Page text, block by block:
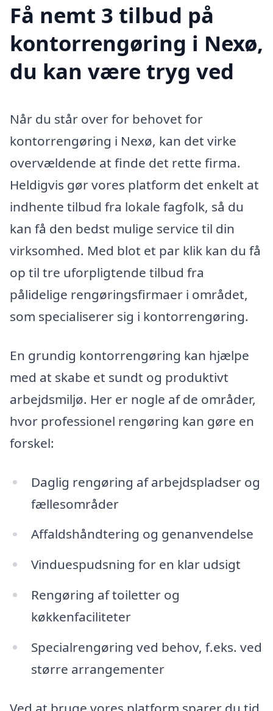
Få nemt 3 tilbud på
kontorrengøring i Nexø,
du kan være tryg ved
Når du står over for behovet for
kontorrengøring i Nexø, kan det virke
overvældende at finde det rette firma.
Heldigvis gør vores platform det enkelt at
indhente tilbud fra lokale fagfolk, så du
kan få den bedst mulige service til din
virksomhed. Med blot et par klik kan du få
op til tre uforpligtende tilbud fra
pålidelige rengøringsfirmaer i området,
som specialiserer sig i kontorrengøring.
En grundig kontorrengøring kan hjælpe
med at skabe et sundt og produktivt
arbejdsmiljø. Her er nogle af de områder,
hvor professionel rengøring kan gøre en
forskel:
Daglig rengøring af arbejdspladser og
fællesområder
Affaldshåndtering og genanvendelse
Vinduespudsning for en klar udsigt
Rengøring af toiletter og
køkkenfaciliteter
Specialrengøring ved behov, f.eks. ved
større arrangementer